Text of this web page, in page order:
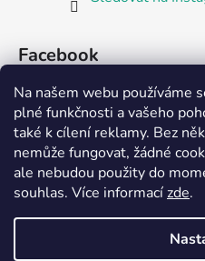
Na našem webu používáme
plné funkčnosti a vašeho
také k cílení reklamy. Bez
nemůže fungovat, žádné
ale nebudou použity do
souhlas. Více informacízde.
Facebook
Partnerská